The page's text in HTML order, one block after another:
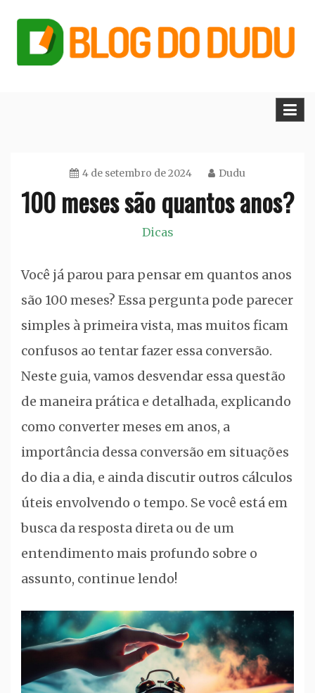
content
4 de setembro de 2024 Dudu
100 meses são quantos anos?
Dicas
Você já parou para pensar em quantos anos
são 100 meses? Essa pergunta pode parecer
simples à primeira vista, mas muitos ficam
confusos ao tentar fazer essa conversão.
Neste guia, vamos desvendar essa questão
de maneira prática e detalhada, explicando
como converter meses em anos, a
importância dessa conversão em situações
do dia a dia, e ainda discutir outros cálculos
úteis envolvendo o tempo. Se você está em
busca da resposta direta ou de um
entendimento mais profundo sobre o
assunto, continue lendo!